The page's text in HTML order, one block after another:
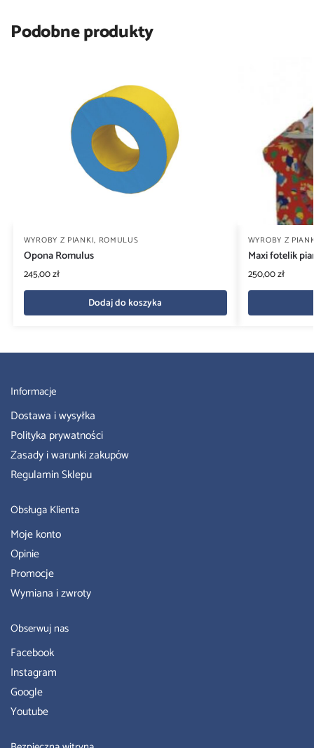
Podobne produkty
WYROBY Z PIANKI, ROMULUS
Opona Romulus
245,00zł
Dodaj do koszyka
WYROBY Z
Maxi fotelik
250,00zł
Informacje
Dostawa i wysyłka
Polityka prywatności
Zasady i warunki zakupów
Regulamin Sklepu
Obsługa Klienta
Moje konto
Opinie
Promocje
Wymiana i zwroty
Obserwuj nas
Facebook
Instagram
Google
Youtube